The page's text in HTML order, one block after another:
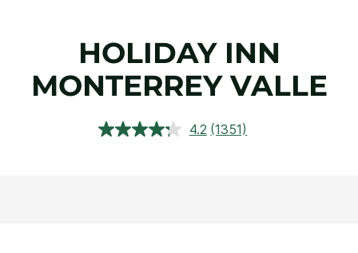
HOLIDAY INN
MONTERREY VALLE
4.2 Lea
(1351)